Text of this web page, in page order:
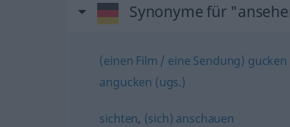
Synonyme für
(einen Film / eine Sendung) gucken
angucken (ugs.)
sichten, (sich) anschauen